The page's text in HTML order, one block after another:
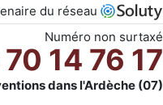
du réseau
Numéro non surtaxé
14 76 17
dans l'Ardèche (07)